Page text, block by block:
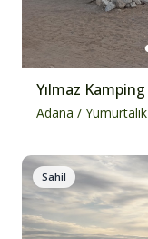
Yılmaz Kamping
Adana / Yumurtalık
Sahil